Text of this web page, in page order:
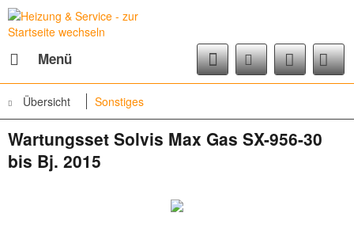
Menü
Übersicht Sonstiges
Wartungsset Solvis Max Gas SX-956-30
bis Bj. 2015